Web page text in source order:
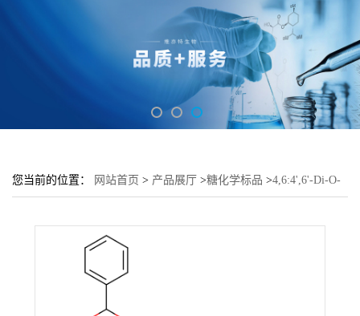
您当前的位置： 网站首页 > 产品展厅 >糖化学标品 >4,6:4',6'-Di-O-